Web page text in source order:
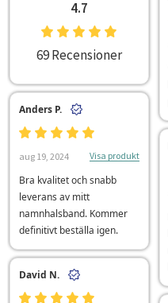
4.7
69 Recensioner
Anders P.
aug 19, 2024 Visa produkt
Bra kvalitet och snabb
leverans av mitt
namnhalsband. Kommer
definitivt beställa igen.
David N.